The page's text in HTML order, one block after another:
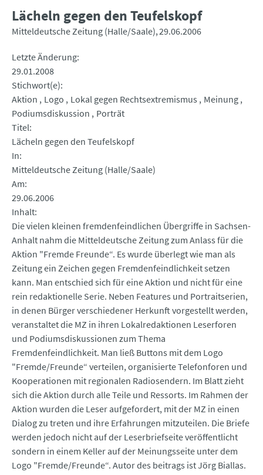
Lächeln gegen den Teufelskopf
Mitteldeutsche Zeitung (Halle/Saale) 29.06.2006
Letzte Änderung
29.01.2008
Stichwort(e)
Aktion
Logo Lokal gegen Rechtsextremismus
Meinung
Podiumsdiskussion
Porträt
Titel
Lächeln gegen den Teufelskopf
In
Mitteldeutsche Zeitung (Halle/Saale)
Am
29.06.2006
Inhalt
Die vielen kleinen fremdenfeindlichen Übergriffe in Sachsen-
Anhalt nahm die Mitteldeutsche Zeitung zum Anlass für die
Aktion "Fremde Freunde“. Es wurde überlegt wie man als
Zeitung ein Zeichen gegen Fremdenfeindlichkeit setzen
kann. Man entschied sich für eine Aktion und nicht für eine
rein redaktionelle Serie. Neben Features und Portraitserien,
in denen Bürger verschiedener Herkunft vorgestellt werden,
veranstaltet die MZ in ihren Lokalredaktionen Leserforen
und Podiumsdiskussionen zum Thema
Fremdenfeindlichkeit. Man ließ Buttons mit dem Logo
"Fremde/Freunde“ verteilen, organisierte Telefonforen und
Kooperationen mit regionalen Radiosendern. Im Blatt zieht
sich die Aktion durch alle Teile und Ressorts. Im Rahmen der
Aktion wurden die Leser aufgefordert, mit der MZ in einen
Dialog zu treten und ihre Erfahrungen mitzuteilen. Die Briefe
werden jedoch nicht auf der Leserbriefseite veröffentlicht
sondern in einem Keller auf der Meinungsseite unter dem
Logo "Fremde/Freunde“. Autor des beitrags ist Jörg Biallas.